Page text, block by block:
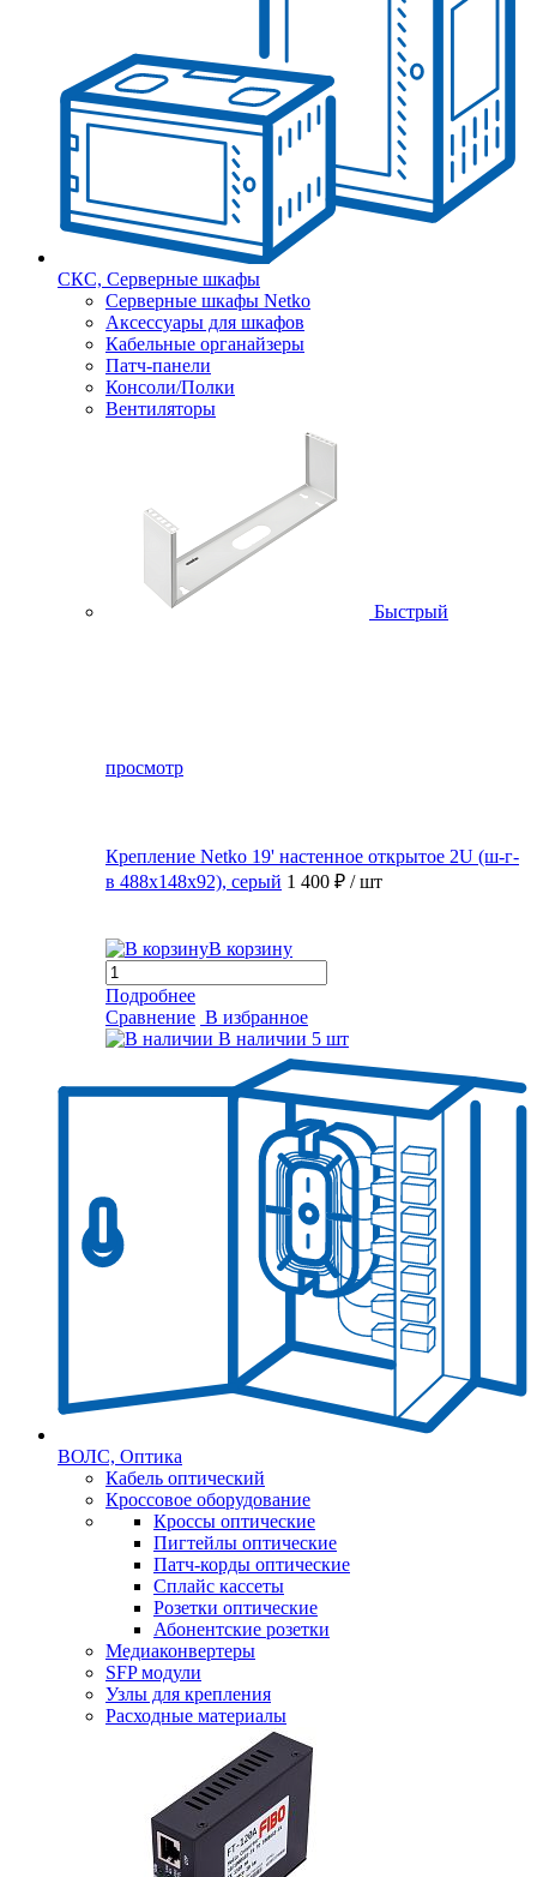
СКС, Серверные шкафы
Серверные шкафы Netko
Аксессуары для шкафов
Кабельные органайзеры
Патч-панели
Консоли/Полки
Вентиляторы
Быстрый
просмотр
Крепление Netko 19' настенное открытое 2U (ш-г-
в 488х148х92), серый 1 400 ₽ / шт
В корзину
Подробнее
Сравнение В избранное
В наличии 5 шт
ВОЛС, Оптика
Кабель оптический
Кроссовое оборудование
Кроссы оптические
Пигтейлы оптические
Патч-корды оптические
Сплайс кассеты
Розетки оптические
Абонентские розетки
Медиаконвертеры
SFP модули
Узлы для крепления
Расходные материалы